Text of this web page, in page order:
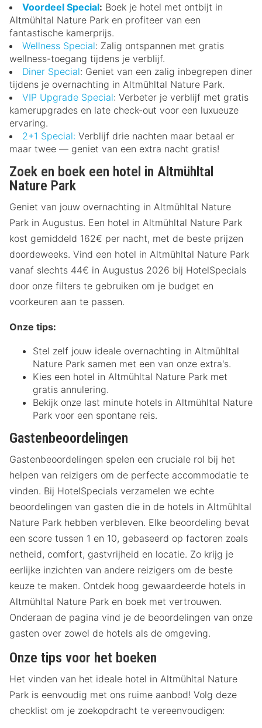
Voordeel Special: Boek je hotel met ontbijt in
Altmühltal Nature Park en profiteer van een
fantastische kamerprijs.
Wellness Special: Zalig ontspannen met gratis
wellness-toegang tijdens je verblijf.
Diner Special: Geniet van een zalig inbegrepen diner
tijdens je overnachting in Altmühltal Nature Park.
VIP Upgrade Special: Verbeter je verblijf met gratis
kamerupgrades en late check-out voor een luxueuze
ervaring.
2+1 Special: Verblijf drie nachten maar betaal er
maar twee — geniet van een extra nacht gratis!
Zoek en boek een hotel in Altmühltal
Nature Park
Geniet van jouw overnachting in Altmühltal Nature
Park in Augustus. Een hotel in Altmühltal Nature Park
kost gemiddeld 162€ per nacht, met de beste prijzen
doordeweeks. Vind een hotel in Altmühltal Nature Park
vanaf slechts 44€ in Augustus 2026 bij HotelSpecials
door onze filters te gebruiken om je budget en
voorkeuren aan te passen.
Onze tips:
Stel zelf jouw ideale overnachting in Altmühltal
Nature Park samen met een van onze extra's.
Kies een hotel in Altmühltal Nature Park met
gratis annulering.
Bekijk onze last minute hotels in Altmühltal Nature
Park voor een spontane reis.
Gastenbeoordelingen
Gastenbeoordelingen spelen een cruciale rol bij het
helpen van reizigers om de perfecte accommodatie te
vinden. Bij HotelSpecials verzamelen we echte
beoordelingen van gasten die in de hotels in Altmühltal
Nature Park hebben verbleven. Elke beoordeling bevat
een score tussen 1 en 10, gebaseerd op factoren zoals
netheid, comfort, gastvrijheid en locatie. Zo krijg je
eerlijke inzichten van andere reizigers om de beste
keuze te maken. Ontdek hoog gewaardeerde hotels in
Altmühltal Nature Park en boek met vertrouwen.
Onderaan de pagina vind je de beoordelingen van onze
gasten over zowel de hotels als de omgeving.
Onze tips voor het boeken
Het vinden van het ideale hotel in Altmühltal Nature
Park is eenvoudig met ons ruime aanbod! Volg deze
checklist om je zoekopdracht te vereenvoudigen: